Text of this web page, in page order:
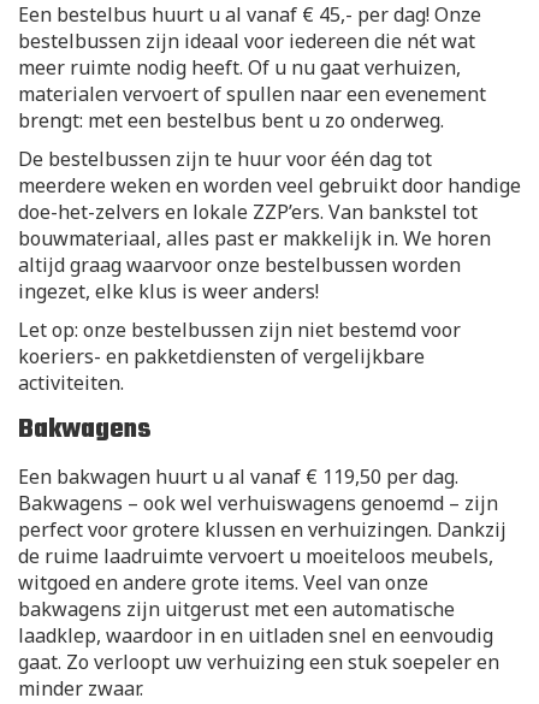
Een bestelbus huurt u al vanaf € 45,- per dag! Onze
bestelbussen zijn ideaal voor iedereen die nét wat
meer ruimte nodig heeft. Of u nu gaat verhuizen,
materialen vervoert of spullen naar een evenement
brengt: met een bestelbus bent u zo onderweg.
De bestelbussen zijn te huur voor één dag tot
meerdere weken en worden veel gebruikt door handige
doe-het-zelvers en lokale ZZP’ers. Van bankstel tot
bouwmateriaal, alles past er makkelijk in. We horen
altijd graag waarvoor onze bestelbussen worden
ingezet, elke klus is weer anders!
Let op: onze bestelbussen zijn niet bestemd voor
koeriers- en pakketdiensten of vergelijkbare
activiteiten.
Bakwagens
Een bakwagen huurt u al vanaf € 119,50 per dag.
Bakwagens – ook wel verhuiswagens genoemd – zijn
perfect voor grotere klussen en verhuizingen. Dankzij
de ruime laadruimte vervoert u moeiteloos meubels,
witgoed en andere grote items. Veel van onze
bakwagens zijn uitgerust met een automatische
laadklep, waardoor in en uitladen snel en eenvoudig
gaat. Zo verloopt uw verhuizing een stuk soepeler en
minder zwaar.